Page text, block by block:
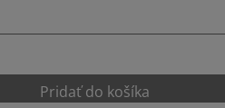
Pridať do košíka